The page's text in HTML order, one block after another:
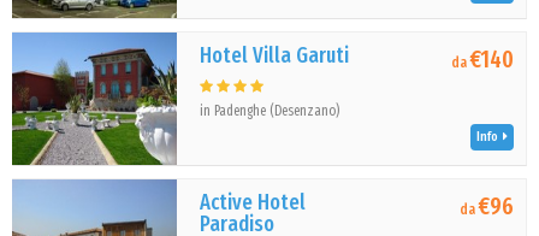
Hotel Villa Garuti
in Padenghe (Desenzano)
da€140
Info
Active Hotel
Paradiso
da€96